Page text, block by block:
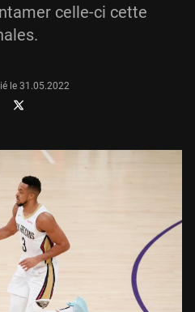
celle-ci cette
le 31.05.2022